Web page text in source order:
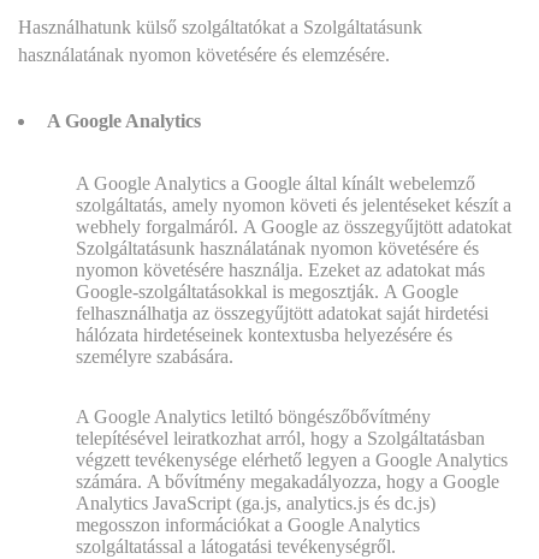
Használhatunk külső szolgáltatókat a Szolgáltatásunk
használatának nyomon követésére és elemzésére.
A Google Analytics
A Google Analytics a Google által kínált webelemző
szolgáltatás, amely nyomon követi és jelentéseket készít a
webhely forgalmáról. A Google az összegyűjtött adatokat
Szolgáltatásunk használatának nyomon követésére és
nyomon követésére használja. Ezeket az adatokat más
Google-szolgáltatásokkal is megosztják. A Google
felhasználhatja az összegyűjtött adatokat saját hirdetési
hálózata hirdetéseinek kontextusba helyezésére és
személyre szabására.
A Google Analytics letiltó böngészőbővítmény
telepítésével leiratkozhat arról, hogy a Szolgáltatásban
végzett tevékenysége elérhető legyen a Google Analytics
számára. A bővítmény megakadályozza, hogy a Google
Analytics JavaScript (ga.js, analytics.js és dc.js)
megosszon információkat a Google Analytics
szolgáltatással a látogatási tevékenységről.